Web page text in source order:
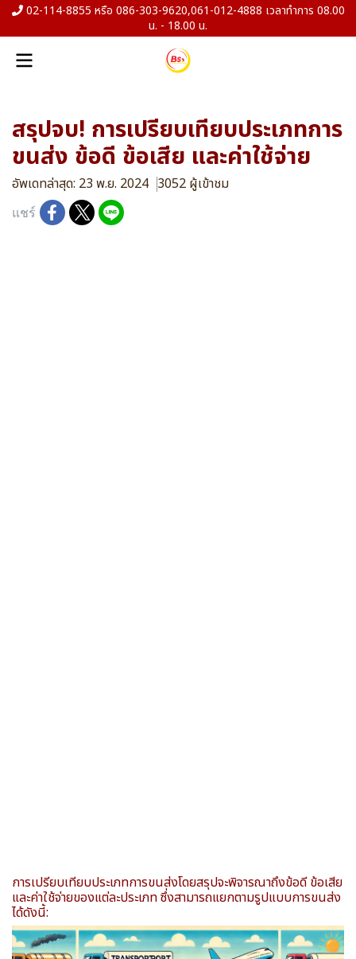
02-114-8855 หรือ 086-303-9620,061-012-4888 เวลาทำการ 08.00
น. - 18.00 น.
สรุปจบ! การเปรียบเทียบประเภทการ
ขนส่ง ข้อดี ข้อเสีย และค่าใช้จ่าย
อัพเดทล่าสุด: 23 พ.ย. 2024 3052 ผู้เข้าชม
แชร์
การเปรียบเทียบประเภทการขนส่งโดยสรุปจะพิจารณาถึงข้อดี ข้อเสีย
และค่าใช้จ่ายของแต่ละประเภท ซึ่งสามารถแยกตามรูปแบบการขนส่ง
ได้ดังนี้: